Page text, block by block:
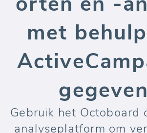
met
Gebruik het Octoboard
analyseplatform om